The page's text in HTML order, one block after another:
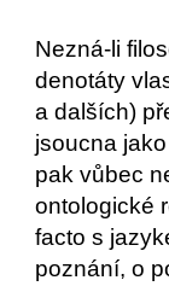
Nezná-li
denotáty
a dalších)
jsoucna
pak vůbec
ontologické
facto s
poznání, o